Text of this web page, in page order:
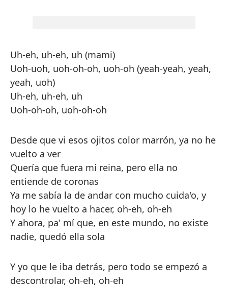
Uh-eh, uh-eh, uh (mami)
Uoh-uoh, uoh-oh-oh, uoh-oh (yeah-yeah, yeah,
yeah, uoh)
Uh-eh, uh-eh, uh
Uoh-oh-oh, uoh-oh-oh
Desde que vi esos ojitos color marrón, ya no he
vuelto a ver
Quería que fuera mi reina, pero ella no
entiende de coronas
Ya me sabía la de andar con mucho cuida'o, y
hoy lo hе vuelto a hacer, oh-eh, oh-еh
Y ahora, pa' mí que, en este mundo, no existe
nadie, quedó ella sola
Y yo que le iba detrás, pero todo se empezó a
descontrolar, oh-eh, oh-eh